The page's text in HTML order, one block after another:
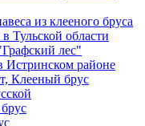
из клееного бруса
Тульской области
лес"
Истринском районе
Клееный брус